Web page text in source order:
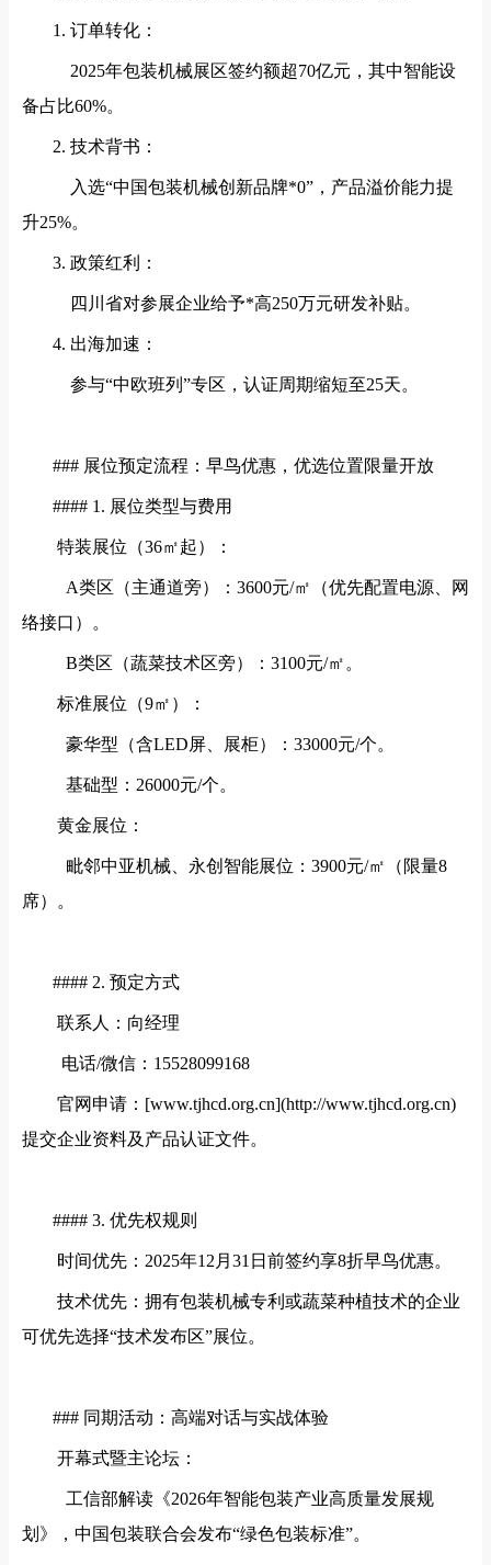
1. 订单转化：
2025年包装机械展区签约额超70亿元，其中智能设
备占比60%。
2. 技术背书：
入选“中国包装机械创新品牌*0”，产品溢价能力提
升25%。
3. 政策红利：
四川省对参展企业给予*高250万元研发补贴。
4. 出海加速：
参与“中欧班列”专区，认证周期缩短至25天。
### 展位预定流程：早鸟优惠，优选位置限量开放
#### 1. 展位类型与费用
特装展位（36㎡起）：
A类区（主通道旁）：3600元/㎡（优先配置电源、网
络接口）。
B类区（蔬菜技术区旁）：3100元/㎡。
标准展位（9㎡）：
豪华型（含LED屏、展柜）：33000元/个。
基础型：26000元/个。
黄金展位：
毗邻中亚机械、永创智能展位：3900元/㎡（限量8
席）。
#### 2. 预定方式
联系人：向经理
电话/微信：15528099168
官网申请： [www.tjhcd.org.cn](http://www.tjhcd.org.cn)
提交企业资料及产品认证文件。
#### 3. 优先权规则
时间优先： 2025年12月31日前签约享8折早鸟优惠。
技术优先：拥有包装机械专利或蔬菜种植技术的企业
可优先选择“技术发布区”展位。
### 同期活动：高端对话与实战体验
开幕式暨主论坛：
工信部解读《2026年智能包装产业高质量发展规
划》，中国包装联合会发布“绿色包装标准”。